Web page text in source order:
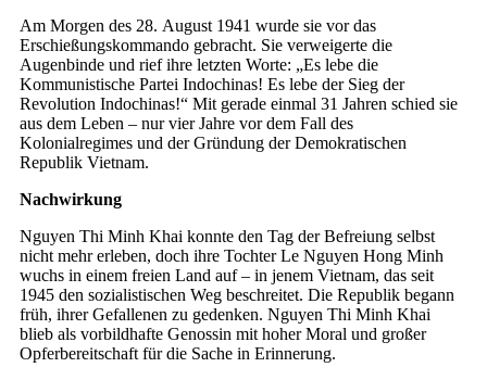
Am Morgen des 28. August 1941 wurde sie vor das
Erschießungskommando gebracht. Sie verweigerte die
Augenbinde und rief ihre letzten Worte: „Es lebe die
Kommunistische Partei Indochinas! Es lebe der Sieg der
Revolution Indochinas!“ Mit gerade einmal 31 Jahren schied sie
aus dem Leben – nur vier Jahre vor dem Fall des
Kolonialregimes und der Gründung der Demokratischen
Republik Vietnam.
Nachwirkung
Nguyen Thi Minh Khai konnte den Tag der Befreiung selbst
nicht mehr erleben, doch ihre Tochter Le Nguyen Hong Minh
wuchs in einem freien Land auf – in jenem Vietnam, das seit
1945 den sozialistischen Weg beschreitet. Die Republik begann
früh, ihrer Gefallenen zu gedenken. Nguyen Thi Minh Khai
blieb als vorbildhafte Genossin mit hoher Moral und großer
Opferbereitschaft für die Sache in Erinnerung.